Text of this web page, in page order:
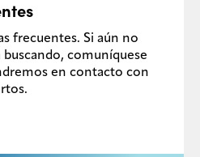
frecuentes. Si aún no
comuníquese
en contacto con